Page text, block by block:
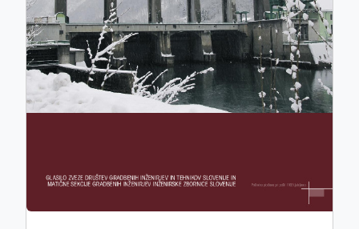
ISSN: 0017-2774
e-ISSN: 2536-4332